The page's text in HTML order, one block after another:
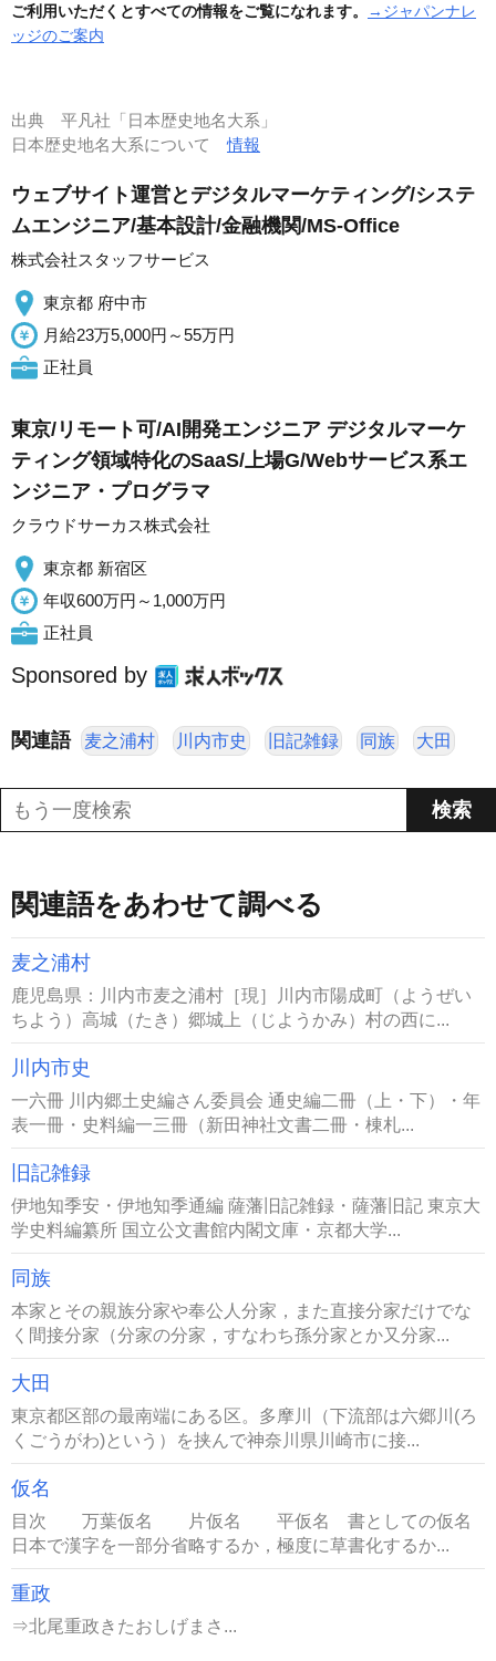
ご利用いただくとすべての情報をご覧になれます。
→ジャパンナレ
ッジのご案内
出典 平凡社「日本歴史地名大系」
日本歴史地名大系について情報
ウェブサイト運営とデジタルマーケティング/システ
ムエンジニア/基本設計/金融機関/MS-Office
株式会社スタッフサービス
東京都 府中市
月給23万5,000円～55万円
正社員
東京/リモート可/AI開発エンジニア デジタルマーケ
ティング領域特化のSaaS/上場G/Webサービス系エ
ンジニア・プログラマ
クラウドサーカス株式会社
東京都 新宿区
年収600万円～1,000万円
正社員
Sponsored by
関連語 麦之浦村 川内市史 旧記雑録 同族 大田
関連語をあわせて調べる
麦之浦村
鹿児島県：川内市麦之浦村［現］川内市陽成町（ようぜい
ちよう）高城（たき）郷城上（じようかみ）村の西に...
川内市史
一六冊 川内郷土史編さん委員会 通史編二冊（上・下）・年
表一冊・史料編一三冊（新田神社文書二冊・棟札...
旧記雑録
伊地知季安・伊地知季通編 薩藩旧記雑録・薩藩旧記 東京大
学史料編纂所 国立公文書館内閣文庫・京都大学...
同族
本家とその親族分家や奉公人分家，また直接分家だけでな
く間接分家（分家の分家，すなわち孫分家とか又分家...
大田
東京都区部の最南端にある区。多摩川（下流部は六郷川(ろ
くごうがわ)という）を挟んで神奈川県川崎市に接...
仮名
目次 万葉仮名 片仮名 平仮名 書としての仮名
日本で漢字を一部分省略するか，極度に草書化するか...
重政
⇒北尾重政きたおしげまさ...